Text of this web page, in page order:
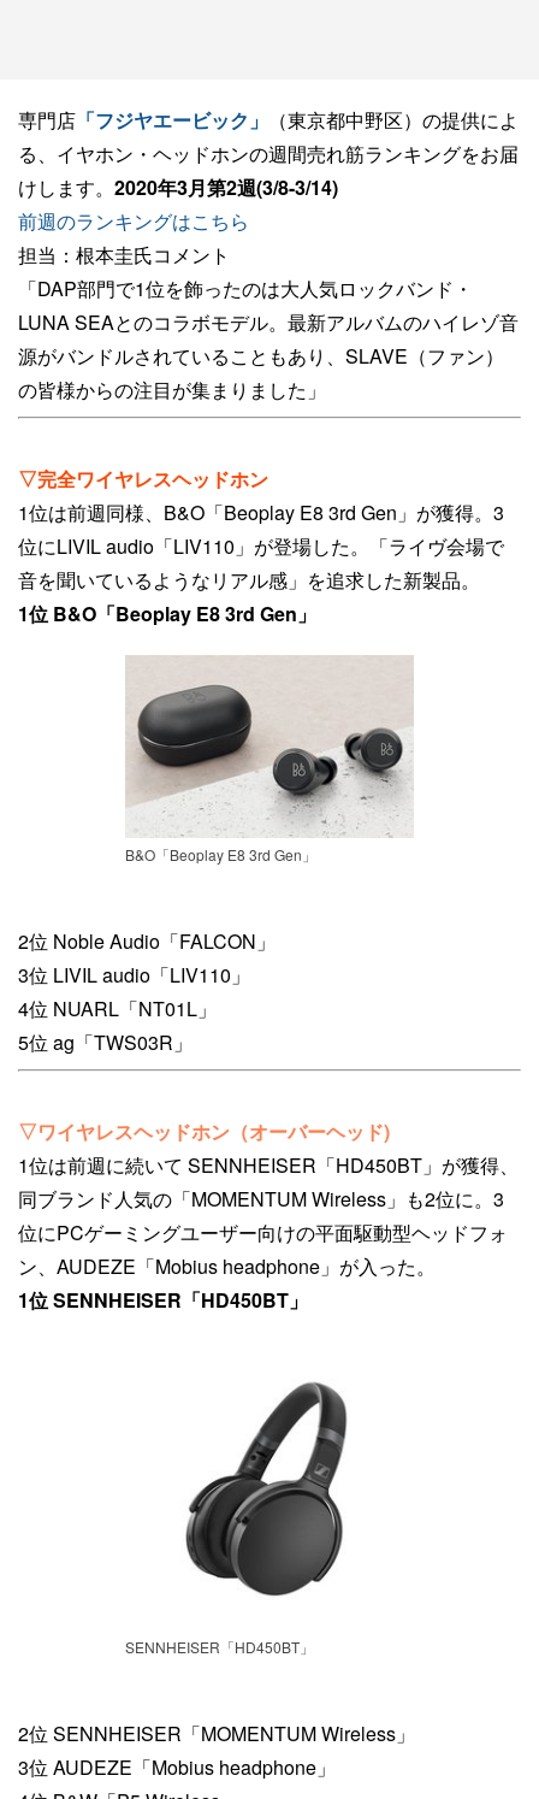
専門店 「フジヤエービック」
（東京都中野区）の提供によ
る、イヤホン・ヘッドホンの週間売れ筋ランキングをお届
けします。 2020年3月第2週(3/8-3/14)
前週のランキングはこちら
担当：根本圭氏コメント
「DAP部門で1位を飾ったのは大人気ロックバンド・
LUNA SEAとのコラボモデル。最新アルバムのハイレゾ音
源がバンドルされていることもあり、SLAVE（ファン）
の皆様からの注目が集まりました」
▽完全ワイヤレスヘッドホン
1位は前週同様、B&O「Beoplay E8 3rd Gen」が獲得。3
位にLIVIL audio「LIV110」が登場した。「ライヴ会場で
音を聞いているようなリアル感」を追求した新製品。
1位 B&O「Beoplay E8 3rd Gen」
B&O「Beoplay E8 3rd Gen」
2位 Noble Audio「FALCON」
3位 LIVIL audio「LIV110」
4位 NUARL「NT01L」
5位 ag「TWS03R」
▽ワイヤレスヘッドホン（オーバーヘッド)
1位は前週に続いて SENNHEISER「HD450BT」が獲得、
同ブランド人気の「MOMENTUM Wireless」も2位に。3
位にPCゲーミングユーザー向けの平面駆動型ヘッドフォ
ン、AUDEZE「Mobius headphone」が入った。
1位 SENNHEISER「HD450BT」
SENNHEISER「HD450BT」
2位 SENNHEISER「MOMENTUM Wireless」
3位 AUDEZE「Mobius headphone」